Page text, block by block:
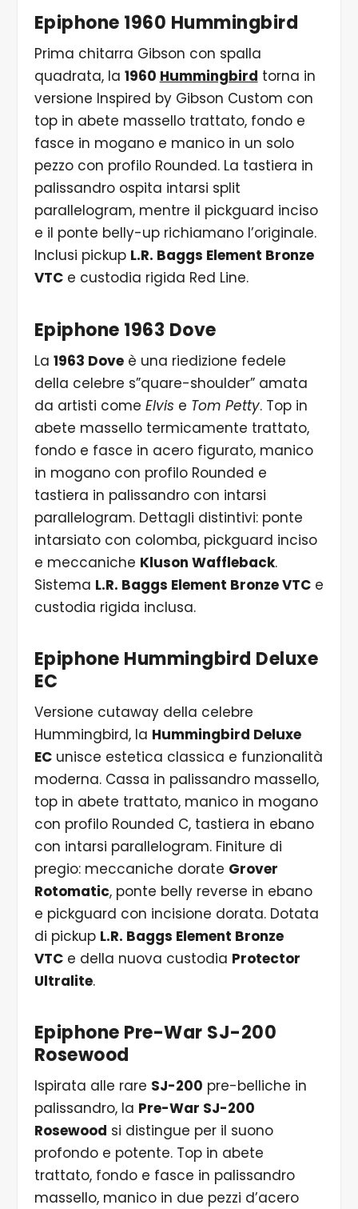
Epiphone 1960 Hummingbird
Prima chitarra Gibson con spalla
quadrata, la 1960 Hummingbird torna in
versione Inspired by Gibson Custom con
top in abete massello trattato, fondo e
fasce in mogano e manico in un solo
pezzo con profilo Rounded. La tastiera in
palissandro ospita intarsi split
parallelogram, mentre il pickguard inciso
e il ponte belly-up richiamano l’originale.
Inclusi pickup L.R. Baggs Element Bronze
VTCe custodia rigida Red Line.
Epiphone 1963 Dove
La 1963 Doveè una riedizione fedele
della celebre s”quare-shoulder” amata
da artisti come Elvis e Tom Petty. Top in
abete massello termicamente trattato,
fondo e fasce in acero figurato, manico
in mogano con profilo Rounded e
tastiera in palissandro con intarsi
parallelogram. Dettagli distintivi: ponte
intarsiato con colomba, pickguard inciso
e meccaniche Kluson Waffleback.
Sistema L.R. Baggs Element Bronze VTCe
custodia rigida inclusa.
Epiphone Hummingbird Deluxe
EC
Versione cutaway della celebre
Hummingbird, la Hummingbird Deluxe
ECunisce estetica classica e funzionalità
moderna. Cassa in palissandro massello,
top in abete trattato, manico in mogano
con profilo Rounded C, tastiera in ebano
con intarsi parallelogram. Finiture di
pregio: meccaniche dorate Grover
Rotomatic, ponte belly reverse in ebano
e pickguard con incisione dorata. Dotata
di pickup L.R. Baggs Element Bronze
VTCe della nuova custodia Protector
Ultralite.
Epiphone Pre-War SJ-200
Rosewood
Ispirata alle rare SJ-200 pre-belliche in
palissandro, la Pre-War SJ-200
Rosewood si distingue per il suono
profondo e potente. Top in abete
trattato, fondo e fasce in palissandro
massello, manico in due pezzi d’acero